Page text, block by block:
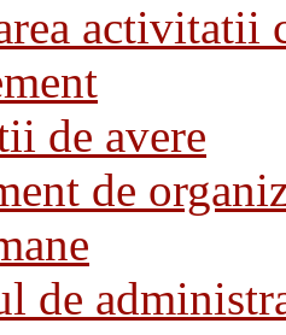
activitatii
de avere
de
de